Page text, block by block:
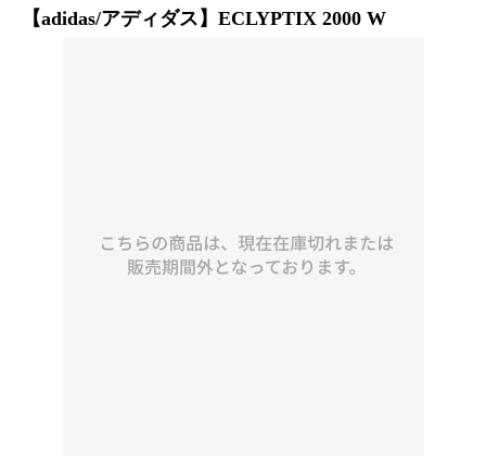
【adidas/アディダス】ECLYPTIX 2000 W